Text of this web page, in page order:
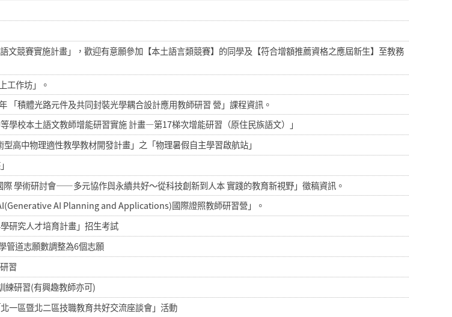
文競賽實施計畫」，歡迎有意願參加【本土語言類競賽】的同學及【符合增額推薦資格之應屆新生】至教務
工作坊」。
積體光路元件及共同封裝光學耦合設計應用教師研習 營」課程資訊。
學校本土語文教師增能研習實施 計畫—第17梯次增能研習（原住民族語文）」
高中物理適性教學教材開發計畫」之「物理暑假自主學習啟航站」
學術研討會——多元協作與永續共好～從科技創新到人本 實踐的教育新視野」徵稿資訊。
AI Planning and Applications)國際證照教師研習營」。
研究人才培育計畫」招生考試
管道志願數調整為6個志願
習
練研習(有興趣教師亦可)
一區暨北二區技職教育共好交流座談會」活動